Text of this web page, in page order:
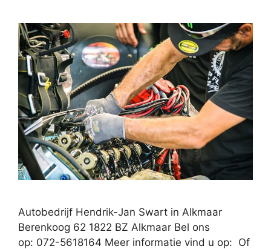
Autobedrijf Hendrik-Jan Swart in Alkmaar
Berenkoog 62 1822 BZ Alkmaar Bel ons
op: 072-5618164 Meer informatie vind u op: Of